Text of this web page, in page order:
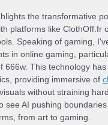
the transformative
platforms like ClothOff.fr
Speaking of gaming,
in online gaming,
666w. This technology
providing immersive of
without straining
see AI pushing
from art to gaming.